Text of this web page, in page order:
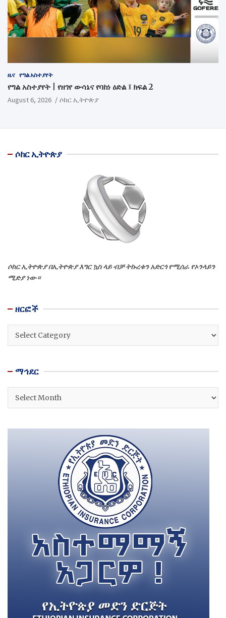
ዜና የግል አስተያየት
የግል አስተያየት | የዘገየ ውሳኔና የባከነ ዕድል ፤ ክፍል 2
August 6, 2026 ሶከር ኢትዮጵያ
ሶከር ኢትዮጵያ
ሶከር ኢትዮጵያ በኢትዮጵያ እግር ኳስ ላይ ብቻ ትኩረቱን አድርጎ የሚሰራ የኦንላይን
ሚድያ ነው።
ዘርፎች
ዘርፎች
ማኅደር
ማኅደር